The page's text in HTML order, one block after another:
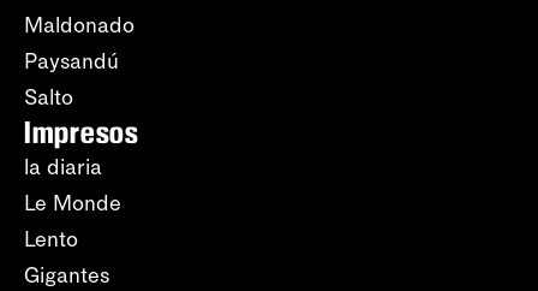
Maldonado
Paysandú
Salto
Impresos
la diaria
Le Monde
Lento
Gigantes